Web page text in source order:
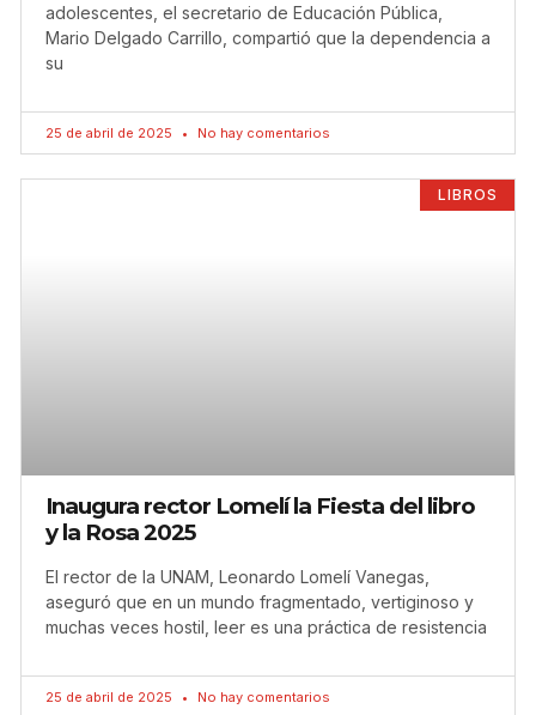
adolescentes, el secretario de Educación Pública,
Mario Delgado Carrillo, compartió que la dependencia a
su
25 de abril de 2025 No hay comentarios
LIBROS
Inaugura rector Lomelí la Fiesta del libro
y la Rosa 2025
El rector de la UNAM, Leonardo Lomelí Vanegas,
aseguró que en un mundo fragmentado, vertiginoso y
muchas veces hostil, leer es una práctica de resistencia
25 de abril de 2025 No hay comentarios